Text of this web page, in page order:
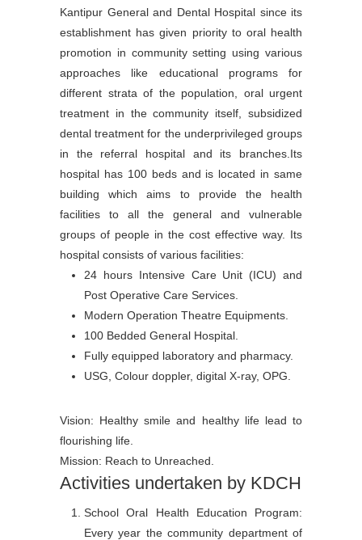
Kantipur General and Dental Hospital since its
establishment has given priority to oral health
promotion in community setting using various
approaches like educational programs for
different strata of the population, oral urgent
treatment in the community itself, subsidized
dental treatment for the underprivileged groups
in the referral hospital and its branches.Its
hospital has 100 beds and is located in same
building which aims to provide the health
facilities to all the general and vulnerable
groups of people in the cost effective way. Its
hospital consists of various facilities:
24 hours Intensive Care Unit (ICU) and
Post Operative Care Services.
Modern Operation Theatre Equipments.
100 Bedded General Hospital.
Fully equipped laboratory and pharmacy.
USG, Colour doppler, digital X-ray, OPG.
Vision: Healthy smile and healthy life lead to
flourishing life.
Mission: Reach to Unreached.
Activities undertaken by KDCH
School Oral Health Education Program:
Every year the community department of